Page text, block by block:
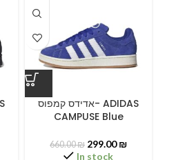
אדידס קמפוס- ADIDAS
CAMPUSE Blue
660.00₪ 299.00₪
In stock